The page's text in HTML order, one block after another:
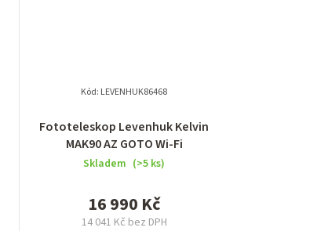
Fototeleskop Levenhuk Kelvin
MAK90 AZ GOTO Wi-Fi
Skladem (>5 ks)
14 041 Kč bez DPH
16 990 Kč
Kód: LEVENHUK86468